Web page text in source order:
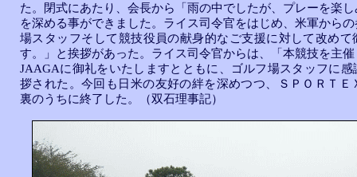
た。閉式にあたり、会長から「雨の中でしたが、プレーを楽
を深める事ができました。ライス司令官をはじめ、米軍から
場スタッフそして競技役員の献身的なご支援に対して改めて
す。」と挨拶があった。ライス司令官からは、「本競技を主
JAAGAに御礼をいたしますとともに、ゴルフ場スタッフに感
拶された。今回も日米の友好の絆を深めつつ、ＳＰＯＲＴＥ
裏のうちに終了した。（双石理事記）